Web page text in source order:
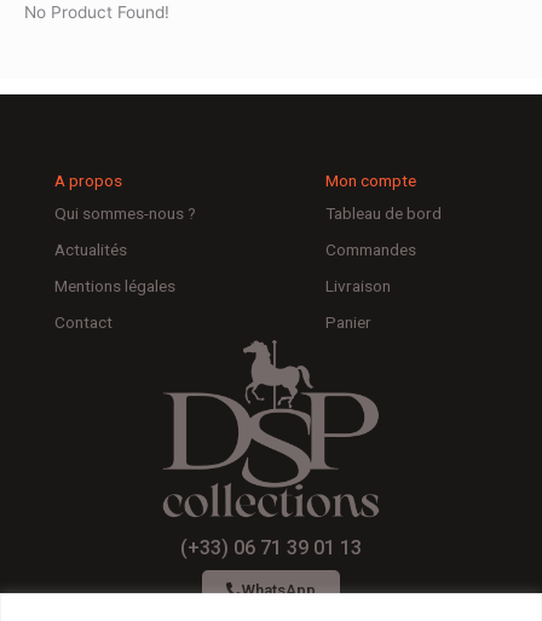
No Product Found!
A propos
Qui sommes-nous ?
Actualités
Mentions légales
Contact
Mon compte
Tableau de bord
Commandes
Livraison
Panier
(+33) 06 71 39 01 13
WhatsApp